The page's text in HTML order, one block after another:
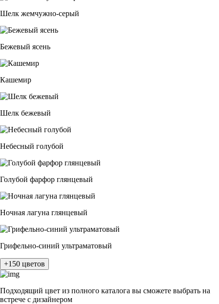
Шелк жемчужно-серый
Бежевый ясень
Кашемир
Шелк бежевый
Небесный голубой
Голубой фарфор глянцевый
Ночная лагуна глянцевый
Грифельно-синий ультраматовый
+150 цветов
Подходящий цвет из полного каталога вы сможете выбрать на
встрече с дизайнером